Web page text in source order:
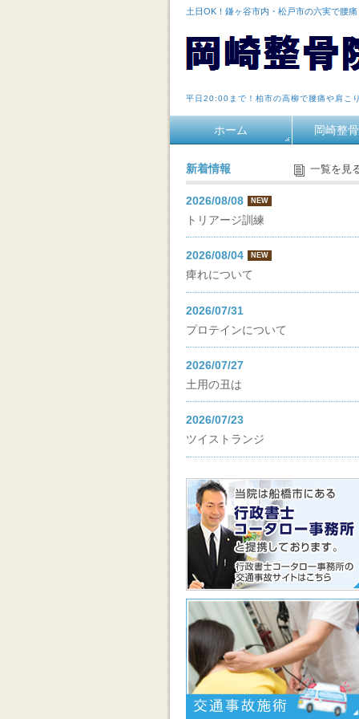
土日OK！鎌ヶ谷市内・松戸市の六実で腰
平日20:00まで！柏市の高柳で腰痛や肩こ
ホーム 岡崎整
新着情報 一覧を見
2026/08/08 NEW
トリアージ訓練
2026/08/04 NEW
痺れについて
2026/07/31
プロテインについて
2026/07/27
土用の丑は
2026/07/23
ツイストランジ